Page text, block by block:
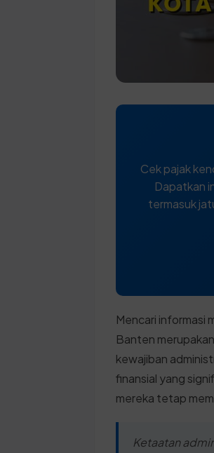
Cek pajak
Dapatkan
termasuk
Mencari informasi
Banten
kewajiban
finansial yang
mereka tetap
Ketaatan